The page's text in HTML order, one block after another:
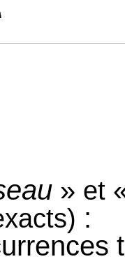
» et
: